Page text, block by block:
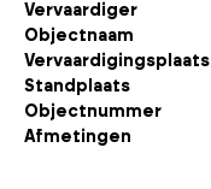
Vervaardiger
Objectnaam
Vervaardigingsplaats
Standplaats
Objectnummer
Afmetingen